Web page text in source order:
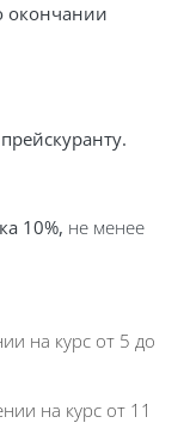
окончании
10%, не менее
на курс от 5 до
на курс от 11